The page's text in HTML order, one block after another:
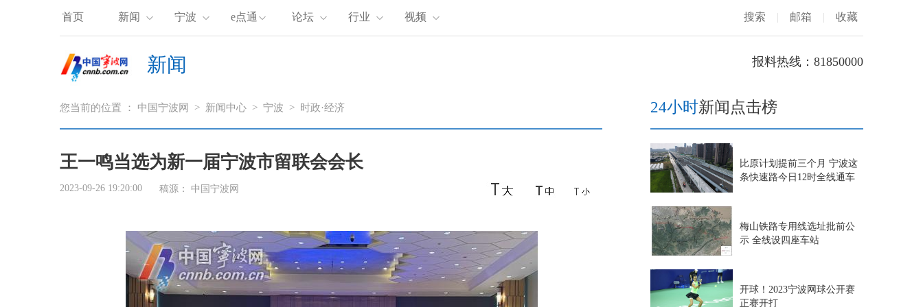
首页 新闻 宁波 e点通 论坛 行业 视频 搜索 | 邮箱 | 收藏
新闻 报料热线：81850000
您当前的位置 ： 中国宁波网 > 新闻中心 > 宁波 > 时政·经济
王一鸣当选为新一届宁波市留联会会长
2023-09-26 19:20:00 稿源： 中国宁波网
24小时新闻点击榜
比原计划提前三个月 宁波这
条快速路今日12时全线通车
梅山铁路专用线选址批前公
示 全线设四座车站
开球！2023宁波网球公开赛
正赛开打